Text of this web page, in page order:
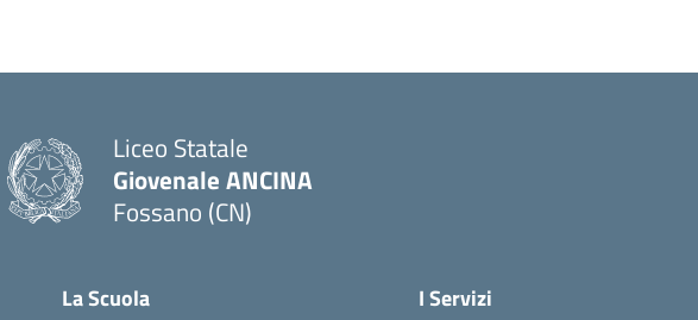
Liceo Statale
Giovenale ANCINA
Fossano (CN)
La Scuola I Servizi